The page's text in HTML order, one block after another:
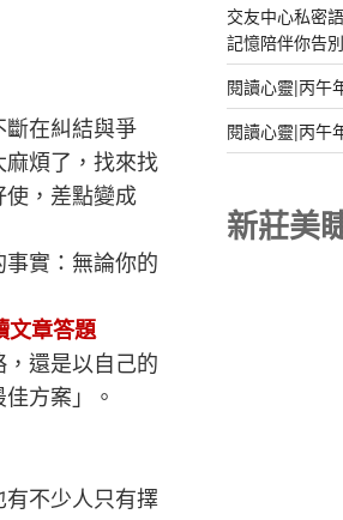
斷在糾結與爭
煩了，找來找
使，差點變成
實：無論你的
章答題
還是以自己的
方案」。
不少人只有擇
交友中心私密
記憶陪伴你告
閱讀心靈|丙午
閱讀心靈|丙午
新莊美